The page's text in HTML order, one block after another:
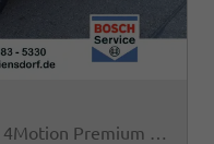
Sport Edition 1,5eHybrid DSG 4Motion Premium KÜ 7 Sitzer